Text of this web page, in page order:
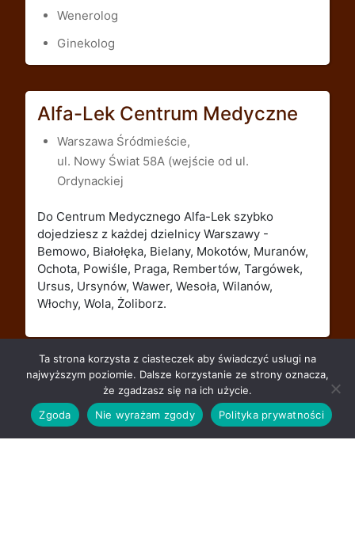
Wenerolog
Ginekolog
Alfa-Lek Centrum Medyczne
Warszawa Śródmieście,
ul. Nowy Świat 58A (wejście od ul.
Ordynackiej
Do Centrum Medycznego Alfa-Lek szybko
dojedziesz z każdej dzielnicy Warszawy -
Bemowo, Białołęka, Bielany, Mokotów, Muranów,
Ochota, Powiśle, Praga, Rembertów, Targówek,
Ursus, Ursynów, Wawer, Wesoła, Wilanów,
Włochy, Wola, Żoliborz.
cytologia Grzybica pochwy
Ta strona korzysta z ciasteczek aby świadczyć usługi na
najwyższym poziomie. Dalsze korzystanie ze strony oznacza,
że zgadzasz się na ich użycie.
Zgoda
Nie wyrażam zgody Polityka prywatności